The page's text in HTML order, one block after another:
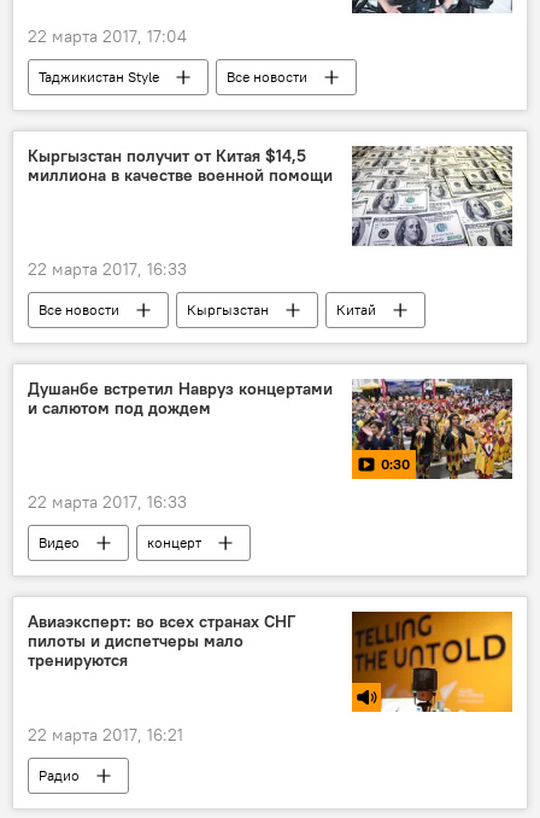
22 марта 2017, 17:04
Таджикистан Style
Все новости
Истории успешных таджиков
Таджикистан
Культура
Россия
Кыргызстан получит от Китая $14,5
миллиона в качестве военной помощи
22 марта 2017, 16:33
Все новости Кыргызстан
Китай
Центральная Азия
Душанбе встретил Навруз концертами
и салютом под дождем
0:30
22 марта 2017, 16:33
Видео
концерт
Празднование Навруза-2026
Таджикистан
Навруз
Авиаэксперт: во всех странах СНГ
пилоты и диспетчеры мало
тренируются
22 марта 2017, 16:21
Радио